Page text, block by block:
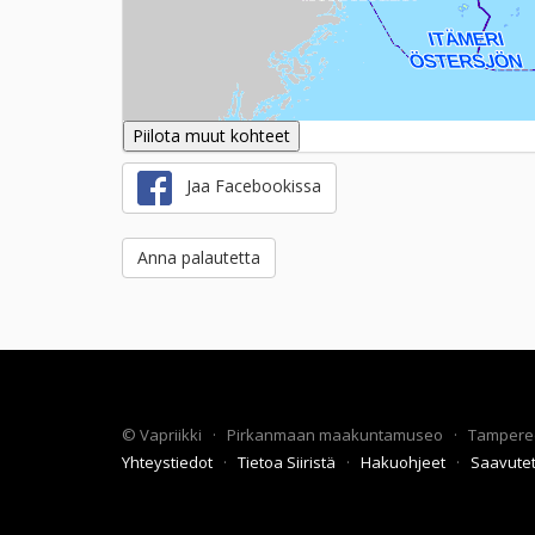
Piilota muut kohteet
Jaa Facebookissa
Anna palautetta
© Vapriikki · Pirkanmaan maakuntamuseo ·
Yhteystiedot · Tietoa Siiristä · Hakuohjeet ·